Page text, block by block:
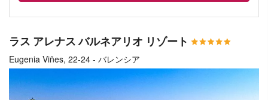
ラス アレナス バルネアリオ リゾート
Eugenia Viñes, 22-24 - バレンシア